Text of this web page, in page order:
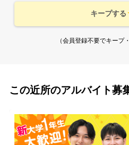
キープする
（会員登録不要でキープ
この近所のアルバイト募